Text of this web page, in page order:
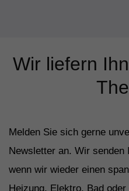
Wir liefern
Melden Sie sich gerne
Newsletter an. Wir senden
wenn wir wieder einen
Heizung, Elektro, Bad